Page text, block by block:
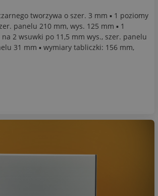
tworzywa o szer. 3 mm ▪ 1 poziomy
panelu 210 mm, wys. 125 mm ▪ 1
2 wsuwki po 11,5 mm wys., szer. panelu
31 mm ▪ wymiary tabliczki: 156 mm,